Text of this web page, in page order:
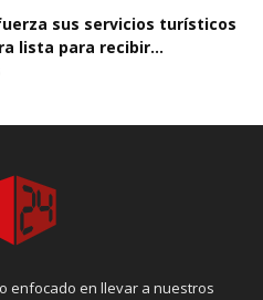
sus servicios turísticos
lista para recibir...
enfocado en llevar a nuestros